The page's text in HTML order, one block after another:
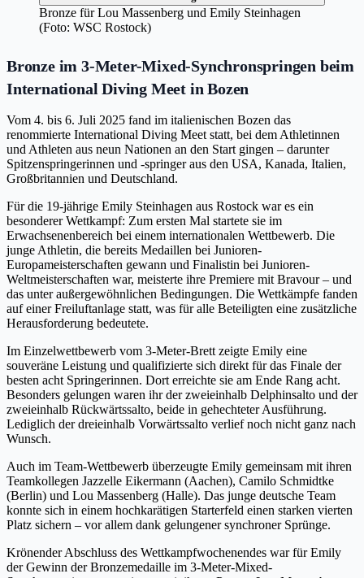
Bronze für Lou Massenberg und Emily Steinhagen
(Foto: WSC Rostock)
Bronze im 3-Meter-Mixed-Synchronspringen beim
International Diving Meet in Bozen
Vom 4. bis 6. Juli 2025 fand im italienischen Bozen das
renommierte International Diving Meet statt, bei dem Athletinnen
und Athleten aus neun Nationen an den Start gingen – darunter
Spitzenspringerinnen und -springer aus den USA, Kanada, Italien,
Großbritannien und Deutschland.
Für die 19-jährige Emily Steinhagen aus Rostock war es ein
besonderer Wettkampf: Zum ersten Mal startete sie im
Erwachsenenbereich bei einem internationalen Wettbewerb. Die
junge Athletin, die bereits Medaillen bei Junioren-
Europameisterschaften gewann und Finalistin bei Junioren-
Weltmeisterschaften war, meisterte ihre Premiere mit Bravour – und
das unter außergewöhnlichen Bedingungen. Die Wettkämpfe fanden
auf einer Freiluftanlage statt, was für alle Beteiligten eine zusätzliche
Herausforderung bedeutete.
Im Einzelwettbewerb vom 3-Meter-Brett zeigte Emily eine
souveräne Leistung und qualifizierte sich direkt für das Finale der
besten acht Springerinnen. Dort erreichte sie am Ende Rang acht.
Besonders gelungen waren ihr der zweieinhalb Delphinsalto und der
zweieinhalb Rückwärtssalto, beide in gehechteter Ausführung.
Lediglich der dreieinhalb Vorwärtssalto verlief noch nicht ganz nach
Wunsch.
Auch im Team-Wettbewerb überzeugte Emily gemeinsam mit ihren
Teamkollegen Jazzelle Eikermann (Aachen), Camilo Schmidtke
(Berlin) und Lou Massenberg (Halle). Das junge deutsche Team
konnte sich in einem hochkarätigen Starterfeld einen starken vierten
Platz sichern – vor allem dank gelungener synchroner Sprünge.
Krönender Abschluss des Wettkampfwochenendes war für Emily
der Gewinn der Bronzemedaille im 3-Meter-Mixed-